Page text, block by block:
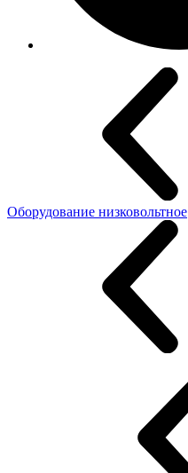
Оборудование низковольтное